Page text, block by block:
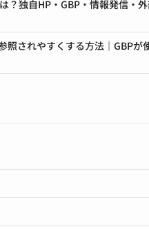
？独自HP・GBP・情報発信・
照されやすくする方法｜GBPが